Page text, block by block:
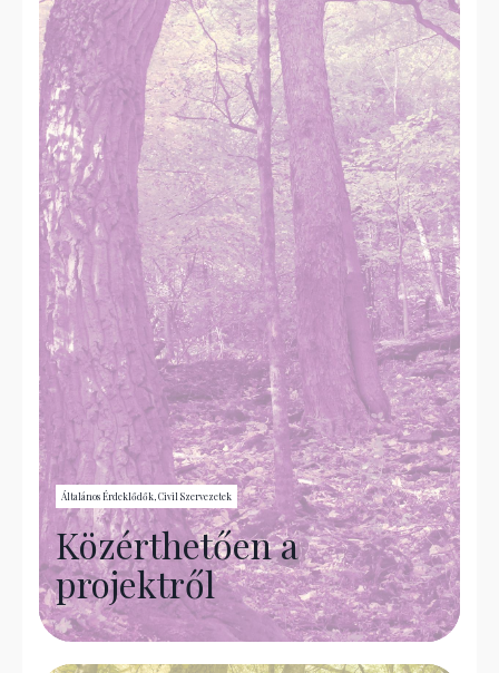
Általános Érdeklődők, Civil Szervezetek
Közérthetően a
projektről